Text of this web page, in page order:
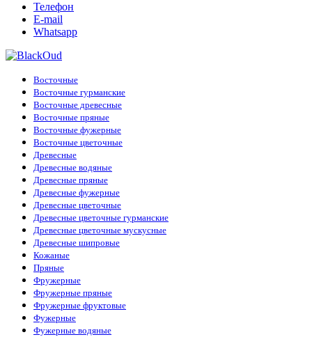
Телефон
E-mail
Whatsapp
Восточные
Восточные гурманские
Восточные древесные
Восточные пряные
Восточные фужерные
Восточные цветочные
Древесные
Древесные водяные
Древесные пряные
Древесные фужерные
Древесные цветочные
Древесные цветочные гурманские
Древесные цветочные мускусные
Древесные шипровые
Кожаные
Пряные
Фружерные
Фружерные пряные
Фружерные фруктовые
Фужерные
Фужерные водяные